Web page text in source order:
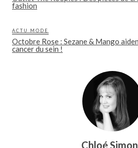
fashion
ACTU MODE
Octobre Rose : Sezane & Mango
cancer du sein !
Chloé